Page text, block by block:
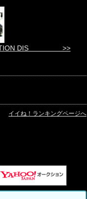
DIS >>
イイね！ランキングページへ